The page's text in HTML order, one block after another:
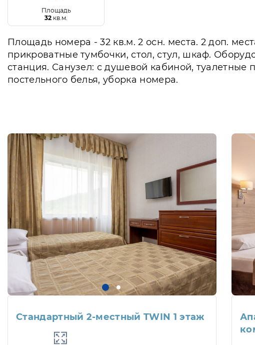
Площадь
32 кв.м.
Площадь номера - 32 кв.м. 2 осн. места. 2 доп.
прикроватные тумбочки, стол, стул, шкаф.
станция. Санузел: с душевой кабиной,
постельного белья, уборка номера.
Стандартный 2-местный TWIN 1 этаж